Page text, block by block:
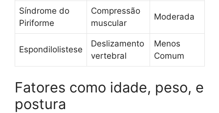
Síndrome do
Piriforme
Compressão
muscular
Moderada
Espondilolistese
Deslizamento
vertebral
Menos
Comum
Fatores como idade, peso, e
postura